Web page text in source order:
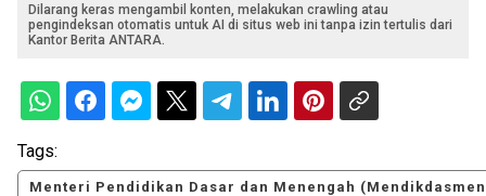
Dilarang keras mengambil konten, melakukan crawling atau
pengindeksan otomatis untuk AI di situs web ini tanpa izin tertulis dari
Kantor Berita ANTARA.
Tags:
Menteri Pendidikan Dasar dan Menengah